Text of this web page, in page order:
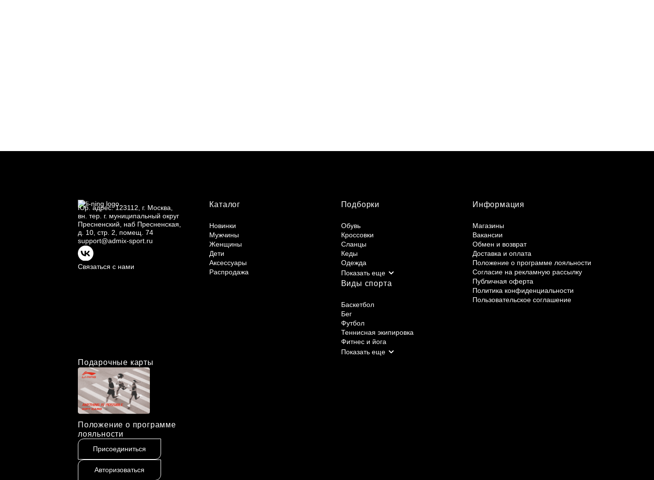
Юр. адрес: 123112, г. Москва,
вн. тер. г. муниципальный округ
Пресненский, наб Пресненская,
д.
10, стр. 2, помещ. 74
support@admix-sport.ru
Связаться с нами
Каталог
Новинки
Мужчины
Женщины
Дети
Аксессуары
Распродажа
Подборки
Обувь
Кроссовки
Сланцы
Кеды
Одежда
Виды спорта
Баскетбол
Бег
Футбол
Теннисная экипировка
Фитнес и йога
Информация
Магазины
Вакансии
Обмен и возврат
Доставка и оплата
Положение о программе лояльности
Согласие на рекламную рассылку
Публичная оферта
Политика конфиденциальности
Пользовательское соглашение
Подарочные карты
Положение о программе
лояльности
Присоединиться
Авторизоваться